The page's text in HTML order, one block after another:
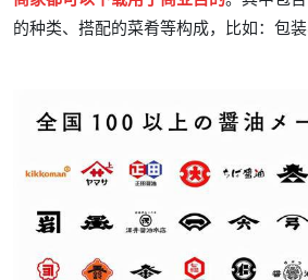
的种类、搭配的菜肴等构成， 比如：包